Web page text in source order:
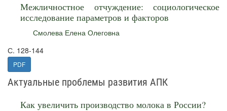
Межличностное отчуждение: социологическое
исследование параметров и факторов
Смолева Елена Олеговна
С. 128-144
PDF
Актуальные проблемы развития АПК
Как увеличить производство молока в России?